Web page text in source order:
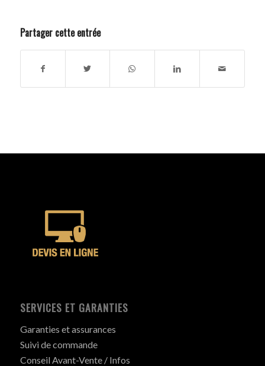
Partager cette entrée
SERVICES ET GARANTIES
Garanties et assurances
Suivi de commande
Conseil Avant-Vente / Infos